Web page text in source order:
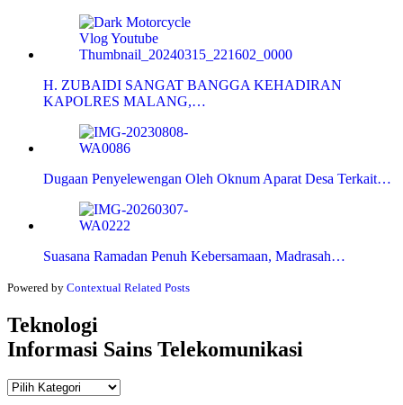
H. ZUBAIDI SANGAT BANGGA KEHADIRAN
KAPOLRES MALANG,…
Dugaan Penyelewengan Oleh Oknum Aparat Desa Terkait…
Suasana Ramadan Penuh Kebersamaan, Madrasah…
Powered by Contextual Related Posts
Teknologi
Informasi Sains Telekomunikasi
Teknologi